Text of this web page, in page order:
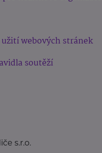
webových stránek
soutěží
s.r.o.